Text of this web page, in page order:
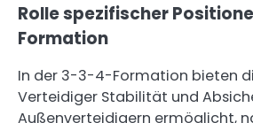
Rolle spezifischer
Formation
In der 3-3-4-Formation bieten
Verteidiger Stabilität und
Außenverteidigern ermöglicht,